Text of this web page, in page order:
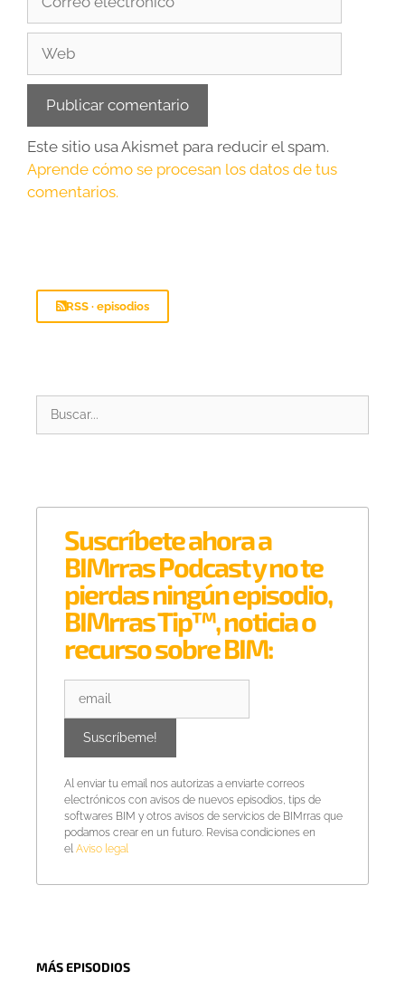
Este sitio usa Akismet para reducir el spam.
Aprende cómo se procesan los datos de tus
comentarios.
RSS · episodios
Suscríbete ahora a
BIMrras Podcast y no te
pierdas ningún episodio,
BIMrras Tip™, noticia o
recurso sobre BIM:
Al enviar tu email nos autorizas a enviarte correos
electrónicos con avisos de nuevos episodios, tips de
softwares BIM y otros avisos de servicios de BIMrras que
podamos crear en un futuro. Revisa condiciones en
el Aviso legal
MÁS EPISODIOS